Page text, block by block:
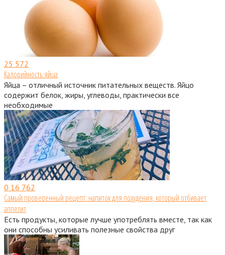
25 572
Калорийность яйца
Яйца – отличный источник питательных веществ. Яйцо
содержит белок, жиры, углеводы, практически все
необходимые
0 16 762
Самый проверенный рецепт: напиток для похудения, который отбивает
аппетит
Есть продукты, которые лучше употреблять вместе, так как
они способны усиливать полезные свойства друг